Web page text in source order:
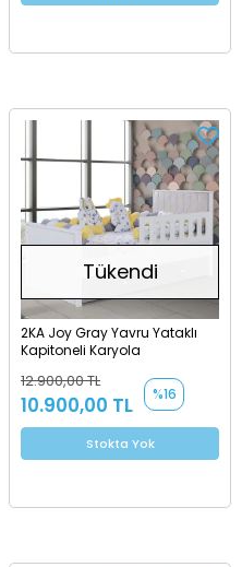
Tükendi
2KA Joy Gray Yavru Yataklı
Kapitoneli Karyola
12.900,00 TL
10.900,00 TL %16
Stokta Yok